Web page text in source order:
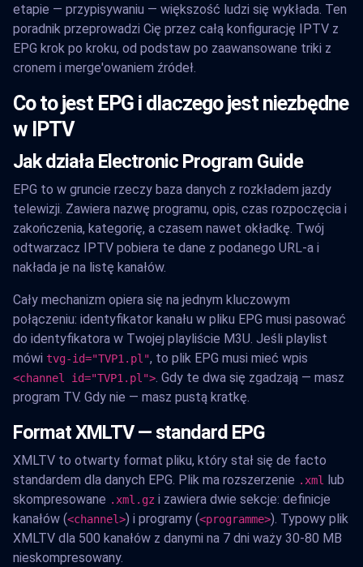
etapie — przypisywaniu — większość ludzi się wykłada. Ten
poradnik przeprowadzi Cię przez całą konfigurację IPTV z
EPG krok po kroku, od podstaw po zaawansowane triki z
cronem i merge'owaniem źródeł.
Co to jest EPG i dlaczego jest niezbędne
w IPTV
Jak działa Electronic Program Guide
EPG to w gruncie rzeczy baza danych z rozkładem jazdy
telewizji. Zawiera nazwę programu, opis, czas rozpoczęcia i
zakończenia, kategorię, a czasem nawet okładkę. Twój
odtwarzacz IPTV pobiera te dane z podanego URL-a i
nakłada je na listę kanałów.
Cały mechanizm opiera się na jednym kluczowym
połączeniu: identyfikator kanału w pliku EPG musi pasować
do identyfikatora w Twojej playliście M3U. Jeśli playlist
mówi tvg-id="TVP1.pl", to plik EPG musi mieć wpis
<channel id="TVP1.pl"> . Gdy te dwa się zgadzają — masz
program TV. Gdy nie — masz pustą kratkę.
Format XMLTV — standard EPG
XMLTV to otwarty format pliku, który stał się de facto
standardem dla danych EPG. Plik ma rozszerzenie .xml lub
skompresowane .xml.gz i zawiera dwie sekcje: definicje
kanałów (<channel>) i programy (<programme>). Typowy plik
XMLTV dla 500 kanałów z danymi na 7 dni waży 30-80 MB
nieskompresowany.